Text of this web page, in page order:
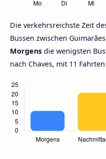
Die verkehrsreichste Zeit
Bussen zwischen
Morgens die wenigsten
nach Chaves, mit 11